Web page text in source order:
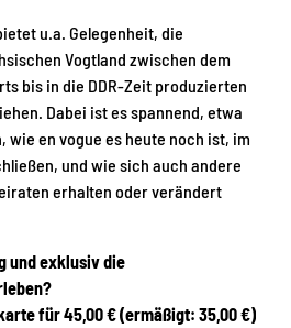
u.a. Gelegenheit, die
Vogtland zwischen dem
bis in die DDR-Zeit produzierten
Dabei ist es spannend, etwa
wie en vogue es heute noch ist, im
und wie sich auch andere
erhalten oder verändert
und exklusiv die
für 45,00 € (ermäßigt: 35,00 €)